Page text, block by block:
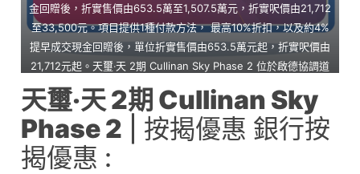
金回贈後，折實售價由653.5萬至1,507.5萬元，折實呎價由21,712
至33,500元。項目提供1種付款方法， 最高10%折扣，以及約4%
提早成交現金回贈後，單位折實售價由653.5萬元起，折實呎價由
21,712元起。天璽‧天 2期 Cullinan Sky Phase 2 位於啟德協調道
10號，天璽‧天 2期 Cullinan Sky Phase 2 示範單位設於現樓啟德
協調道10號。
天璽‧天 2期 Cullinan Sky
Phase 2 | 按揭優惠 銀行按
揭優惠 :